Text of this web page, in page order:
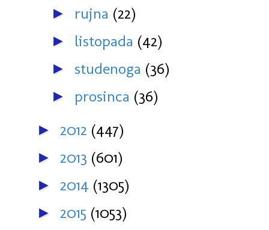
► rujna (22)
► listopada (42)
► studenoga (36)
► prosinca (36)
► 2012 (447)
► 2013 (601)
► 2014 (1305)
► 2015 (1053)